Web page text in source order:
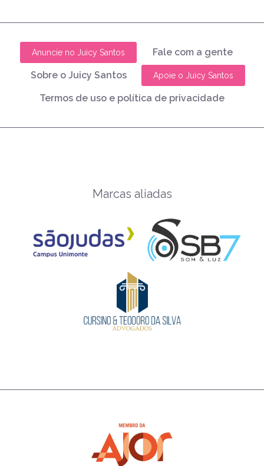
Anuncie no Juicy Santos Fale com a gente
Sobre o Juicy Santos Apoie o Juicy Santos
Termos de uso e política de privacidade
Marcas aliadas